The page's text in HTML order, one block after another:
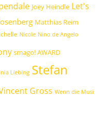
Joey Heindle Let's
Matthias Reim
Nicole Nino de Angelo
smago! AWARD
Liebing Stefan
Gross Wenn die Musi